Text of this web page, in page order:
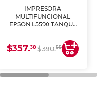
IMPRESORA
MULTIFUNCIONAL
EPSON L5590 TANQUE
COPIA Y ESCANEA)
$357.38$390.55